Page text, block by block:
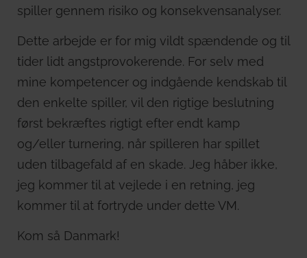
spiller gennem risiko og konsekvensanalyser.
Dette arbejde er for mig vildt spændende og til
tider lidt angstprovokerende. For selv med
mine kompetencer og indgående kendskab til
den enkelte spiller, vil den rigtige beslutning
først bekræftes rigtigt efter endt kamp
og/eller turnering, når spilleren har spillet
uden tilbagefald af en skade. Jeg håber ikke,
jeg kommer til at vejlede i en retning, jeg
kommer til at fortryde under dette VM.
Kom så Danmark!